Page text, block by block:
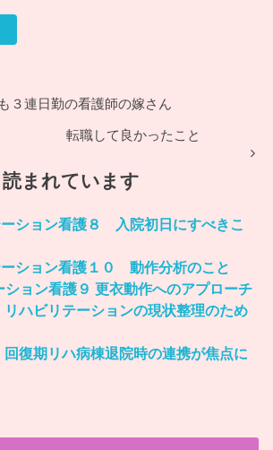
３連日勤の看護師の嫁さん
転職して良かったこと
まれています
ション看護８ 入院初日にすべきこ
ション看護１０ 動作分析のこと
ョン看護９ 更衣動作へのアプローチ
リハビリテーションの現状整理のため
回復期リハ病棟退院時の連携が焦点に